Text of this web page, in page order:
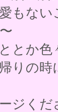
もな
とか色
りの
ジくだ